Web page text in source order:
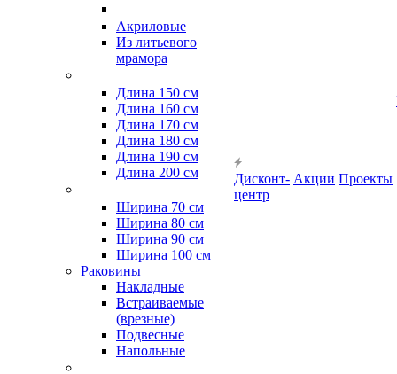
Акриловые
Из литьевого
мрамора
Длина 150 см
Длина 160 см
Длина 170 см
Длина 180 см
Длина 190 см
Длина 200 см
Ширина 70 см
Ширина 80 см
Ширина 90 см
Ширина 100 см
Раковины
Накладные
Встраиваемые
(врезные)
Подвесные
Напольные
Дисконт-
центр
Акции Проекты